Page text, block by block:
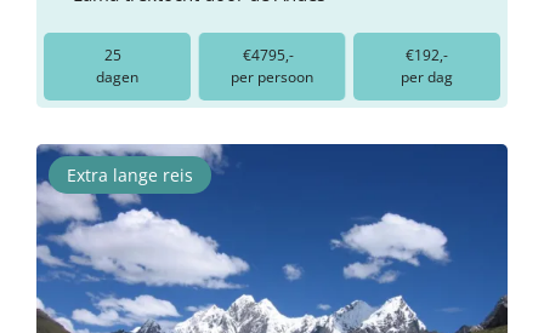
25
dagen
€4795,-
per persoon
€192,-
per dag
Extra lange reis